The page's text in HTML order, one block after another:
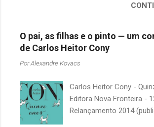
quando falamos de
escritores brasileiros,
a uma avaliação
acabamos adquirindo
antipatia a determinado
justamente o contrário. É
como uma segunda
obras, já em nossa
O pai, as filhas e o pinto — um
de Carlos Heitor Cony
PorAlexandre Kovacs
Carlos Heitor Cony -
Editora Nova Fronteira -
Relançamento 2014